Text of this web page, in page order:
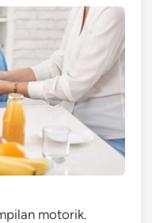
motorik.